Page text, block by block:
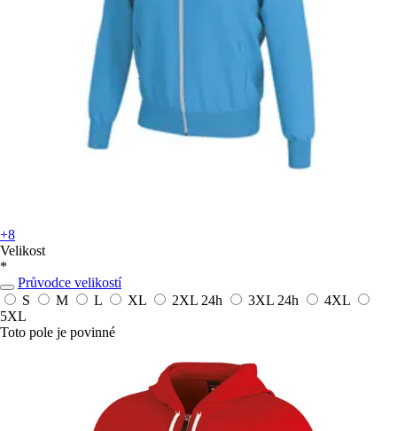
+8
Velikost
*
Průvodce velikostí
S
M L XL 2XL 24h 3XL 24h
4XL
5XL
Toto pole je povinné